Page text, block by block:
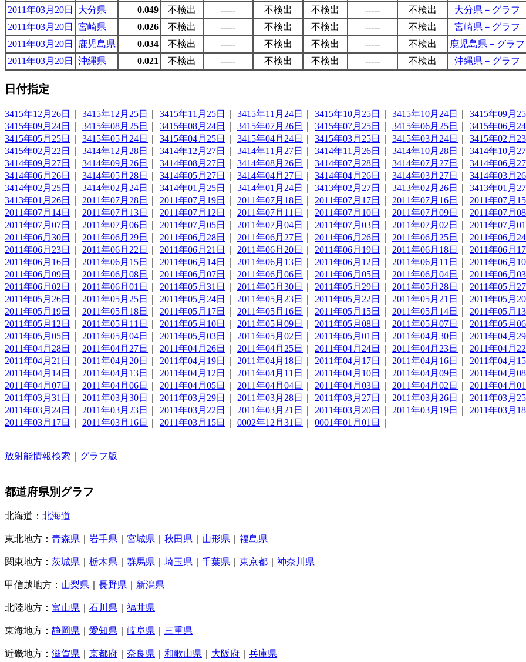
2011年03月20日
大分県 0.049 不検出 ----- 不検出 不検出 ----- 不検出
大分県－グラフ
2011年03月20日
宮崎県 0.026 不検出 ----- 不検出 不検出 ----- 不検出
宮崎県－グラフ
2011年03月20日
鹿児島県 0.034 不検出 ----- 不検出 不検出 ----- 不検出
鹿児島県－グラフ
2011年03月20日
沖縄県 0.021 不検出 ----- 不検出 不検出 ----- 不検出 沖縄県－グラフ
日付指定
3415年12月26日 3415年12月25日 3415年11月25日 3415年11月24日 3415年10月25日 3415年10月24日
3415年09月
3415年09月24日
3415年08月25日 3415年08月24日 3415年07月26日 3415年07月25日 3415年06月25日
3415年06月
3415年05月25日
3415年05月24日 3415年04月25日 3415年04月24日 3415年03月25日 3415年03月24日
3415年02月
3415年02月22日
3414年12月28日 3414年12月27日 3414年11月27日 3414年11月26日 3414年10月28日
3414年10月
3414年09月27日
3414年09月26日 3414年08月27日 3414年08月26日 3414年07月28日 3414年07月27日
3414年06月
3414年06月26日
3414年05月28日 3414年05月27日 3414年04月27日 3414年04月26日 3414年03月27日
3414年03月
3414年02月25日
3414年02月24日 3414年01月25日 3414年01月24日 3413年02月27日 3413年02月26日
3413年01月
3413年01月26日
2011年07月28日 2011年07月19日 2011年07月18日 2011年07月17日 2011年07月16日
2011年07月
2011年07月14日
2011年07月13日 2011年07月12日 2011年07月11日 2011年07月10日 2011年07月09日
2011年07月
2011年07月07日
2011年07月06日 2011年07月05日 2011年07月04日 2011年07月03日 2011年07月02日
2011年07月
2011年06月30日
2011年06月29日 2011年06月28日 2011年06月27日 2011年06月26日 2011年06月25日
2011年06月
2011年06月23日
2011年06月22日 2011年06月21日 2011年06月20日 2011年06月19日 2011年06月18日
2011年06月
2011年06月16日
2011年06月15日 2011年06月14日 2011年06月13日 2011年06月12日 2011年06月11日
2011年06月
2011年06月09日
2011年06月08日 2011年06月07日 2011年06月06日 2011年06月05日 2011年06月04日
2011年06月
2011年06月02日
2011年06月01日 2011年05月31日 2011年05月30日 2011年05月29日 2011年05月28日
2011年05月
2011年05月26日
2011年05月25日 2011年05月24日 2011年05月23日 2011年05月22日 2011年05月21日
2011年05月
2011年05月19日
2011年05月18日 2011年05月17日 2011年05月16日 2011年05月15日 2011年05月14日
2011年05月
2011年05月12日
2011年05月11日 2011年05月10日 2011年05月09日 2011年05月08日 2011年05月07日
2011年05月
2011年05月05日
2011年05月04日 2011年05月03日 2011年05月02日 2011年05月01日 2011年04月30日
2011年04月
2011年04月28日
2011年04月27日 2011年04月26日 2011年04月25日 2011年04月24日 2011年04月23日
2011年04月
2011年04月21日
2011年04月20日 2011年04月19日 2011年04月18日 2011年04月17日 2011年04月16日
2011年04月
2011年04月14日
2011年04月13日 2011年04月12日 2011年04月11日 2011年04月10日 2011年04月09日
2011年04月
2011年04月07日
2011年04月06日 2011年04月05日 2011年04月04日 2011年04月03日 2011年04月02日
2011年04月
2011年03月31日
2011年03月30日 2011年03月29日 2011年03月28日 2011年03月27日 2011年03月26日
2011年03月
2011年03月24日
2011年03月23日 2011年03月22日 2011年03月21日 2011年03月20日 2011年03月19日
2011年03月
2011年03月17日
2011年03月16日 2011年03月15日 0002年12月31日 0001年01月01日
放射能情報検索 グラフ版
都道府県別グラフ
北海道： 北海道
東北地方： 青森県 岩手県 宮城県 秋田県 山形県 福島県
関東地方： 茨城県 栃木県 群馬県 埼玉県 千葉県 東京都 神奈川県
甲信越地方： 山梨県 長野県 新潟県
北陸地方： 富山県 石川県 福井県
東海地方： 静岡県 愛知県 岐阜県 三重県
近畿地方： 滋賀県 京都府 奈良県 和歌山県 大阪府 兵庫県